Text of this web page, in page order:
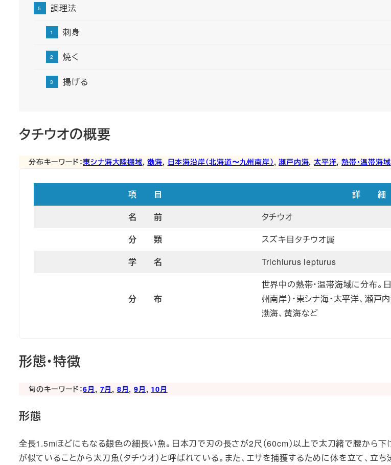
調理法
刺身
焼く
揚げる
タチウオの概要
分布キーワード：東シナ海大陸棚域, 渤海, 日本海沿岸（北海道〜九州南岸）, 瀬戸内海, 太平洋, 熱帯・温帯海域
項 目
詳 細
名 前
タチウオ
分 類
スズキ目タチウオ属
学 名
Trichiurus lepturus
分 布
世界中の熱帯・温帯海域に分布。
州南岸）・東シナ海・太平洋、瀬戸
渤海、黄海など
形態・特徴
旬のキーワード：6月 , 7月 , 8月, 9月 , 10月
形態
全長1.5mほどにもなる銀色の細長い魚。日本刀で刃の長さが2尺（60cm）以上で太刀緒で腰から下
が似ていることから太刀魚（タチウオ）と呼ばれている。また、エサを捕獲するために体を立て、立